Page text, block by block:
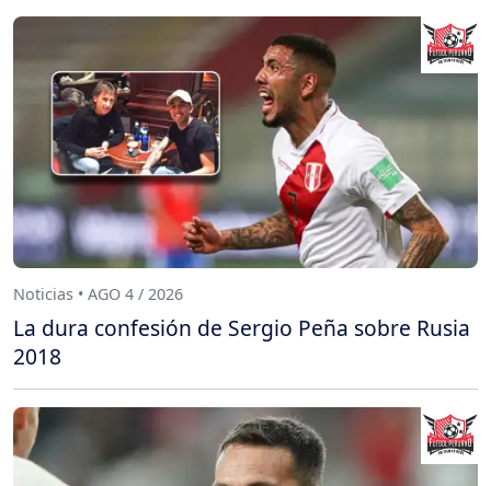
Noticias • AGO 4 / 2026
La dura confesión de Sergio Peña sobre Rusia
2018